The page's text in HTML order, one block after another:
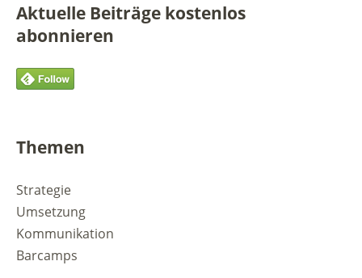
Aktuelle Beiträge kostenlos
abonnieren
Themen
Strategie
Umsetzung
Kommunikation
Barcamps